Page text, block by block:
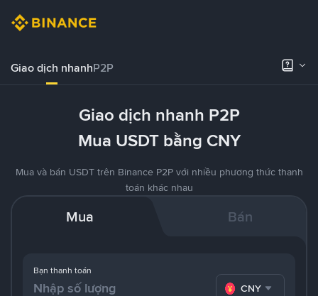
Giao dịch nhanhP2P
Giao dịch nhanh P2P
Mua USDT bằng CNY
Mua và bán USDT trên Binance P2P với nhiều phương thức thanh
toán khác nhau
Mua Bán
Bạn thanh toán
CNY